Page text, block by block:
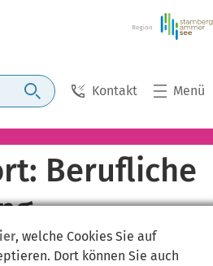
Kontakt Menü
Berufliche
, welche Cookies Sie auf
Dort können Sie auch